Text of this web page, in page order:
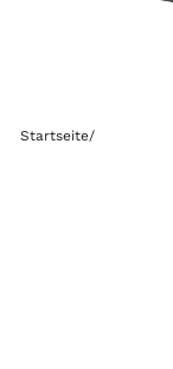
Startseite/